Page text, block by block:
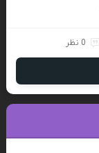
0 نظر